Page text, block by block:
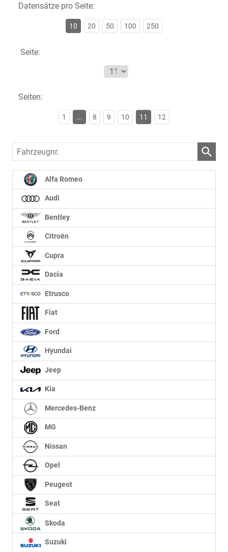
Datensätze pro Seite:
10 20 50 100 250
Seite:
Seiten:
1 ... 8 9 10 11 12
Fahrzeugnr.
Alfa Romeo
Audi
Bentley
Citroën
Cupra
Dacia
Etrusco
Fiat
Ford
Hyundai
Jeep
Kia
Mercedes-Benz
MG
Nissan
Opel
Peugeot
Seat
Skoda
Suzuki